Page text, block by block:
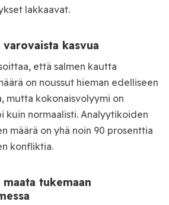
lakkaavat.
kasvua
että salmen kautta
on noussut hieman edelliseen
mutta kokonaisvolyymi on
kuin normaalisti. Analyytikoiden
määrä on yhä noin 90 prosenttia
konfliktia.
maata tukemaan